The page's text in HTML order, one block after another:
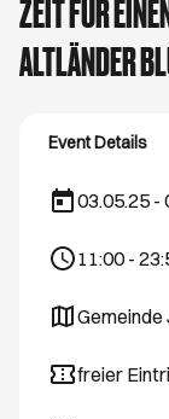
ZEIT FÜR
ALTLÄNDER
Event Details
03.05.25 -
11:00 -
Gemeinde
Öffnet ein
freier